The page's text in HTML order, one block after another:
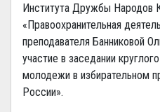
Института Дружбы Народов
«Правоохранительная
преподавателя Банниковой
участие в заседании
молодежи в избирательном
России».